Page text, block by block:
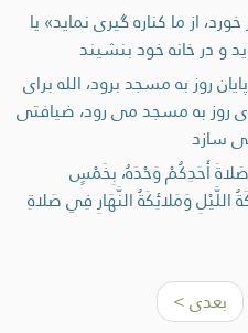
از ما كناره گيری نمايد» يا
و در خانه خود بنشيند
روز به مسجد برود، الله برای
روز به مسجد می رود، ضيافتی
سازد
أَحَدِكُمْ وَحْدَهُ، بِخَمْسٍ
اللَّيْلِ وَمَلائِكَةُ النَّهَارِ فِي صَلاةِ
بعدی >